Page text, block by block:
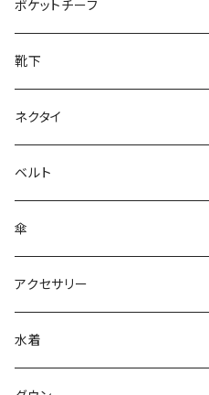
28cm～
ポケットチーフ
靴下
ネクタイ
ベルト
傘
アクセサリー
水着